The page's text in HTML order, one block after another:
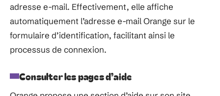
adresse e-mail. Effectivement, elle affiche
automatiquement l’adresse e-mail Orange sur le
formulaire d’identification, facilitant ainsi le
processus de connexion.
Consulter les pages d’aide